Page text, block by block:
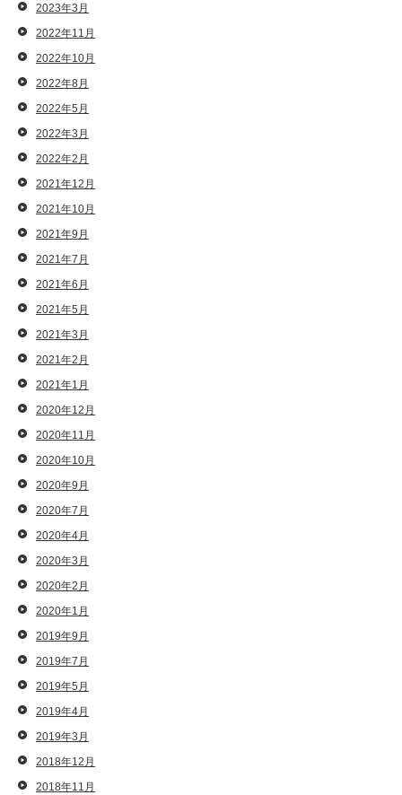
2023年3月
2022年11月
2022年10月
2022年8月
2022年5月
2022年3月
2022年2月
2021年12月
2021年10月
2021年9月
2021年7月
2021年6月
2021年5月
2021年3月
2021年2月
2021年1月
2020年12月
2020年11月
2020年10月
2020年9月
2020年7月
2020年4月
2020年3月
2020年2月
2020年1月
2019年9月
2019年7月
2019年5月
2019年4月
2019年3月
2018年12月
2018年11月